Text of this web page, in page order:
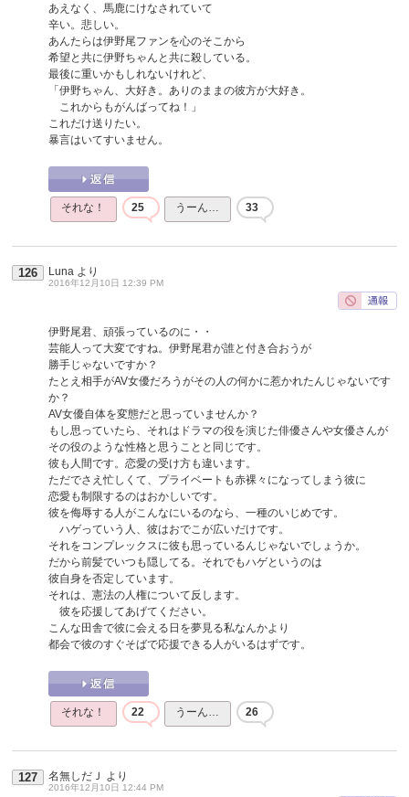
あえなく、馬鹿にけなされていて
辛い。悲しい。
あんたらは伊野尾ファンを心のそこから
希望と共に伊野ちゃんと共に殺している。
最後に重いかもしれないけれど、
「伊野ちゃん、大好き。ありのままの彼方が大好き。
これからもがんばってね！」
これだけ送りたい。
暴言はいてすいません。
それな！ 25 うーん… 33
126 Luna より
2016年12月10日 12:39 PM
伊野尾君、頑張っているのに・・
芸能人って大変ですね。伊野尾君が誰と付き合おうが
勝手じゃないですか？
たとえ相手がAV女優だろうがその人の何かに惹かれたんじゃないです
か？
AV女優自体を変態だと思っていませんか？
もし思っていたら、それはドラマの役を演じた俳優さんや女優さんが
その役のような性格と思うことと同じです。
彼も人間です。恋愛の受け方も違います。
ただでさえ忙しくて、プライベートも赤裸々になってしまう彼に
恋愛も制限するのはおかしいです。
彼を侮辱する人がこんなにいるのなら、一種のいじめです。
ハゲっていう人、彼はおでこが広いだけです。
それをコンプレックスに彼も思っているんじゃないでしょうか。
だから前髪でいつも隠してる。それでもハゲというのは
彼自身を否定しています。
それは、憲法の人権について反します。
彼を応援してあげてください。
こんな田舎で彼に会える日を夢見る私なんかより
都会で彼のすぐそばで応援できる人がいるはずです。
それな！ 22 うーん… 26
127 名無しだＪ より
2016年12月10日 12:44 PM